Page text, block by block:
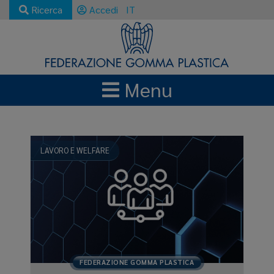
Ricerca Accedi IT
Menu
NEWS E AGGIORNAMENTI PREMIO DI RISULTATO
LAVORO E WELFARE
FEDERAZIONE GOMMA PLASTICA